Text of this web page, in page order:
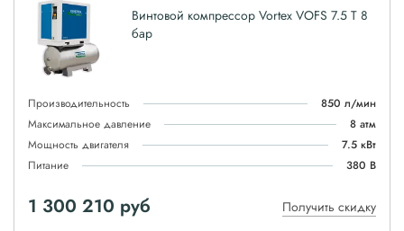
Винтовой компрессор Vortex VOFS 7.5 T 8
бар
Производительность
850 л/мин
Максимальное давление
8 атм
Мощность двигателя
7.5 кВт
Питание
380 В
1 300 210 руб Получить скидку